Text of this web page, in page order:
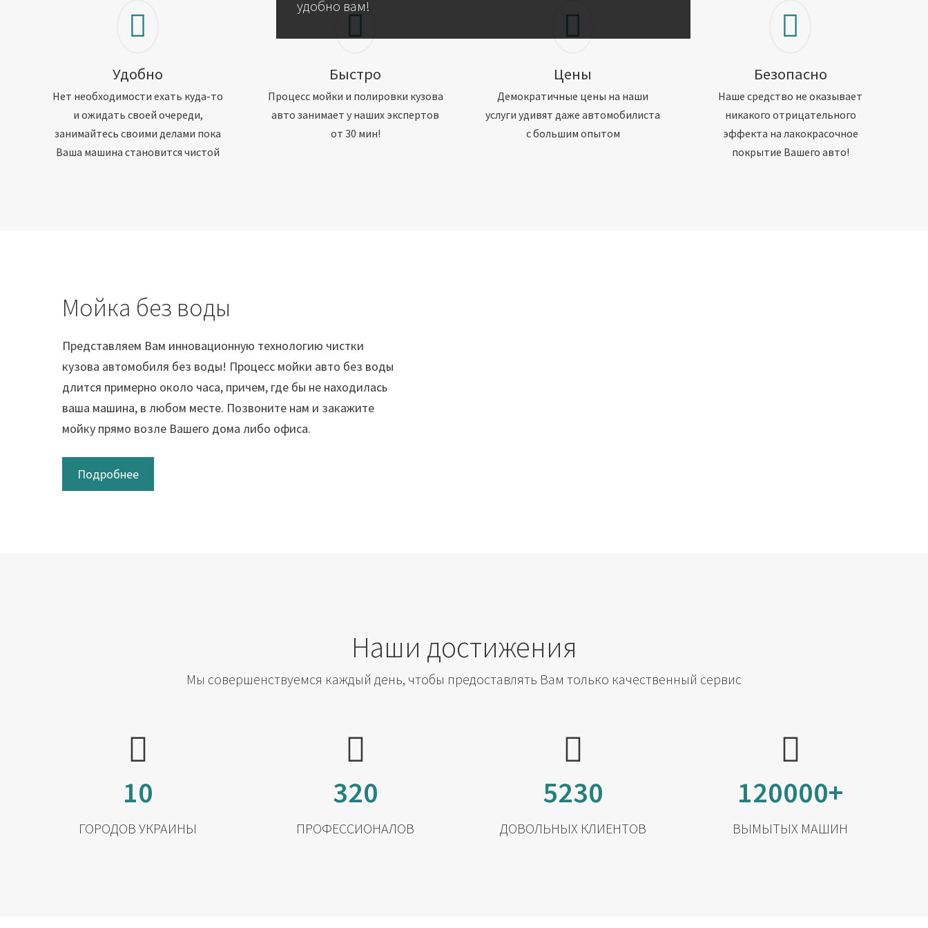
удобно вам!
Удобно
Нет необходимости ехать куда-то
и ожидать своей очереди,
занимайтесь своими делами пока
Ваша машина становится чистой
Быстро
Процесс мойки и полировки кузова
авто занимает у наших экспертов
от 30 мин!
Цены
Демократичные цены на наши
услуги удивят даже автомобилиста
с большим опытом
Безопасно
Наше средство не оказывает
никакого отрицательного
эффекта на лакокрасочное
покрытие Вашего авто!
Мойка без воды
Представляем Вам инновационную технологию чистки
кузова автомобиля без воды! Процесс мойки авто без воды
длится примерно около часа, причем, где бы не находилась
ваша машина, в любом месте. Позвоните нам и закажите
мойку прямо возле Вашего дома либо офиса.
Подробнее
Наши достижения
Мы совершенствуемся каждый день, чтобы предоставлять Вам только качественный сервис
10
ГОРОДОВ УКРАИНЫ
320
ПРОФЕССИОНАЛОВ
5230
ДОВОЛЬНЫХ КЛИЕНТОВ
120000+
ВЫМЫТЫХ МАШИН